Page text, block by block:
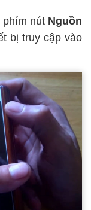
phím nútNguồn
bị truy cập vào